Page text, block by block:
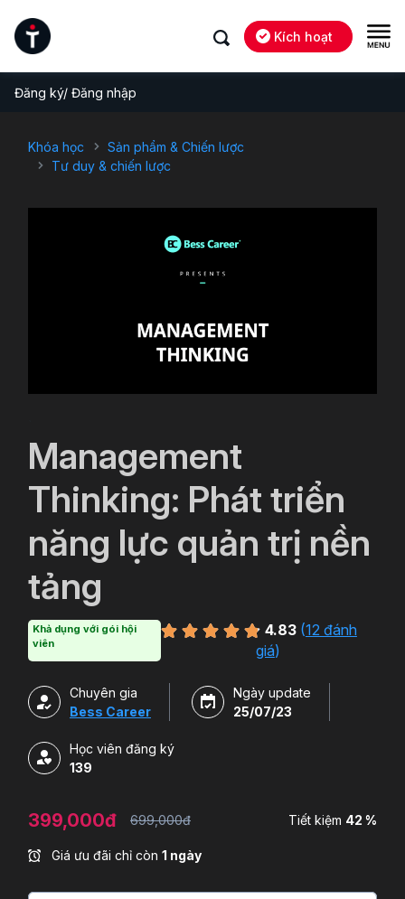
Kích hoạt
Đăng ký/ Đăng nhập
Khóa học
Sản phẩm & Chiến lược
Tư duy & chiến lược
Management
Thinking: Phát triển
năng lực quản trị nền
tảng
Khả dụng với gói hội
viên
4.83(12 đánh
giá)
Chuyên gia
Bess Career
Ngày update
25/07/23
Học viên đăng ký
139
399,000đ 699,000đ Tiết kiệm 42 %
Giá ưu đãi chỉ còn 1 ngày